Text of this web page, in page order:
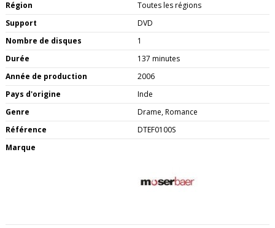
Région
Toutes les régions
Support
DVD
Nombre de disques
1
Durée
137 minutes
Année de production
2006
Pays d'origine
Inde
Genre
Drame, Romance
Référence
DTEF0100S
Marque